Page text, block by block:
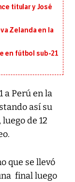
titular y José
Zelanda en la
en fútbol sub-21
a Perú en la
así su
de 12
que se llevó
final luego